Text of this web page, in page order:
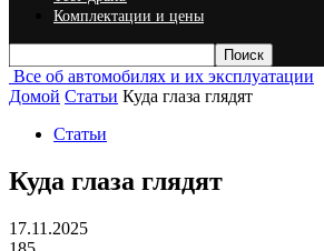
Комплектации и цены
Все об автомобилях и их эксплуатации
Домой Статьи Куда глаза глядят
Статьи
Куда глаза глядят
17.11.2025